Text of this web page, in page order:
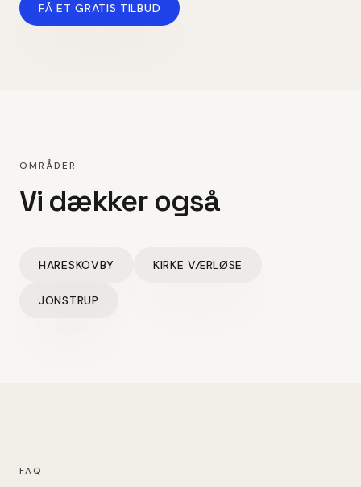
FÅ ET GRATIS TILBUD
OMRÅDER
Vi dækker også
HARESKOVBY KIRKE VÆRLØSE
JONSTRUP
FAQ